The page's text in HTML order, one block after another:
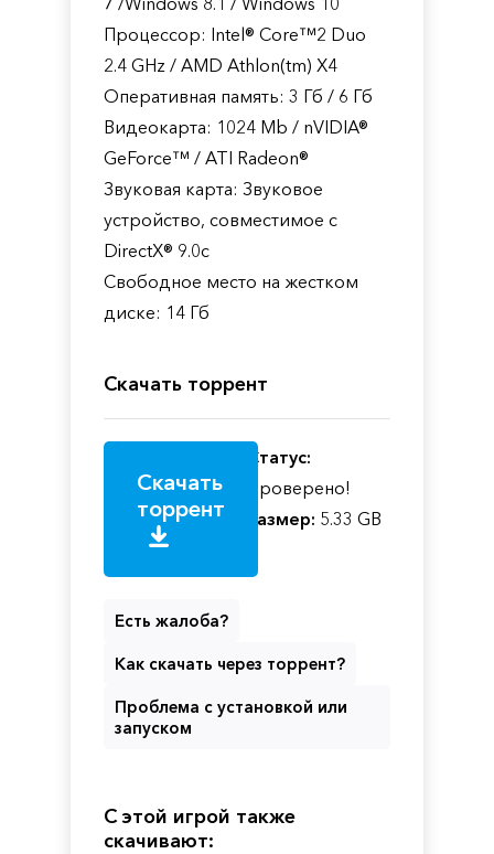
Процессор: Intel® Core™2 Duo
2.4 GHz / AMD Athlon(tm) X4
Оперативная память: 3 Гб / 6 Гб
Видеокарта: 1024 Mb / nVIDIA®
GeForce™ / ATI Radeon®
Звуковая карта: Звуковое
устройство, совместимое с
DirectX® 9.0с
Свободное место на жестком
диске: 14 Гб
Скачать торрент
Скачать
торрент
Статус:
Проверено!
Размер: 5.33 GB
Есть жалоба?
Как скачать через торрент?
Проблема с установкой или
запуском
С этой игрой также
скачивают: